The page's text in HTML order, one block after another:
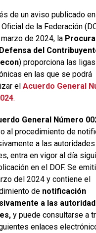
de un aviso publicado
de la Federación
de 2024, la
del
) proporciona las ligas
en las que se podrá
el Acuerdo General
.
General Número
al procedimiento de
a las autoridades
entra en vigor al día
en el DOF. Se
del 2024 y contiene el
de notificación
a las
y puede consultarse a
enlaces